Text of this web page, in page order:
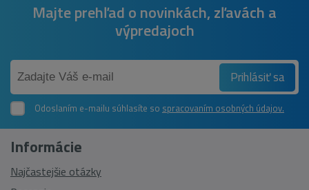
Majte prehľad o novinkách, zľavách a
výpredajoch
Prihlásiť sa
Odoslaním e-mailu súhlasíte so spracovaním osobných údajov.
Informácie
Najčastejšie otázky